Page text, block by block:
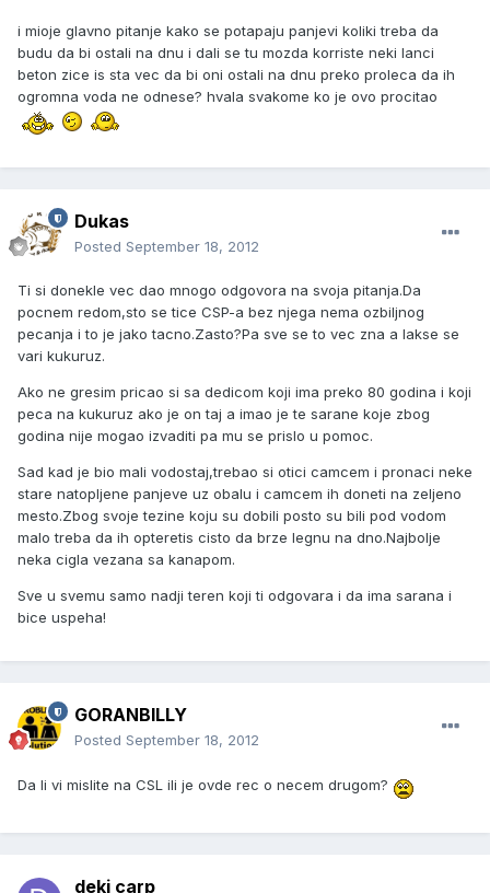
i mioje glavno pitanje kako se potapaju panjevi koliki treba da
budu da bi ostali na dnu i dali se tu mozda korriste neki lanci
beton zice is sta vec da bi oni ostali na dnu preko proleca da ih
ogromna voda ne odnese? hvala svakome ko je ovo procitao
Dukas
Posted September 18, 2012
Ti si donekle vec dao mnogo odgovora na svoja pitanja.Da
pocnem redom,sto se tice CSP-a bez njega nema ozbiljnog
pecanja i to je jako tacno.Zasto?Pa sve se to vec zna a lakse se
vari kukuruz.
Ako ne gresim pricao si sa dedicom koji ima preko 80 godina i koji
peca na kukuruz ako je on taj a imao je te sarane koje zbog
godina nije mogao izvaditi pa mu se prislo u pomoc.
Sad kad je bio mali vodostaj,trebao si otici camcem i pronaci neke
stare natopljene panjeve uz obalu i camcem ih doneti na zeljeno
mesto.Zbog svoje tezine koju su dobili posto su bili pod vodom
malo treba da ih opteretis cisto da brze legnu na dno.Najbolje
neka cigla vezana sa kanapom.
Sve u svemu samo nadji teren koji ti odgovara i da ima sarana i
bice uspeha!
GORANBILLY
Posted September 18, 2012
Da li vi mislite na CSL ili je ovde rec o necem drugom?
deki carp